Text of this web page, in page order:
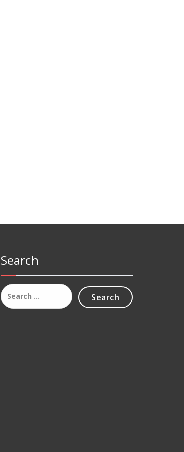
Search
Search
for: